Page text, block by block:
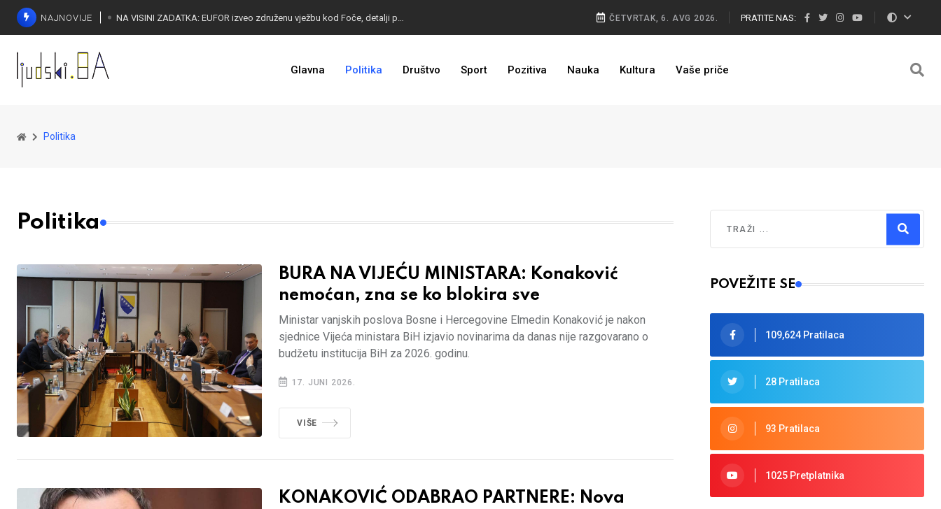
NAJNOVIJE
KOVAČEVIĆ TRN U OKU: HSP uputio apelaciju Ustavnom sudu BiH
ČETVRTAK, 6. AVG 2026. PRATITE NAS:
Glavna Politika Društvo Sport Pozitiva Nauka Kultura Vaše priče
Politika
Politika
BURA NA VIJEĆU MINISTARA: Konaković
nemoćan, zna se ko blokira sve
Ministar vanjskih poslova Bosne i Hercegovine Elmedin Konaković je nakon
sjednice Vijeća ministara BiH izjavio novinarima da danas nije razgovarano o
budžetu institucija BiH za 2026. godinu.
17. JUNI 2026.
VIŠE
KONAKOVIĆ ODABRAO PARTNERE: Nova
Type 2 or more characters for results.
POVEŽITE SE
109,624 Pratilaca
28 Pratilaca
93 Pratilaca
1025 Pretplatnika